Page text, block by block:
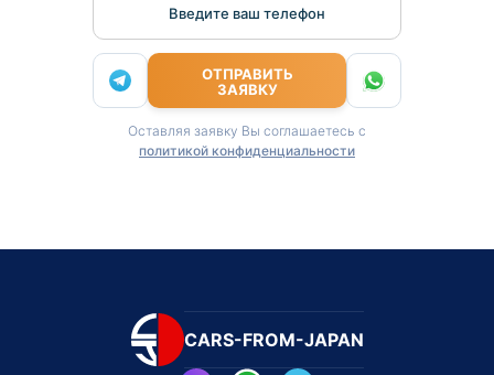
Введите ваш телефон
ОТПРАВИТЬ
ЗАЯВКУ
Оставляя заявку Вы соглашаетесь с
политикой конфиденциальности
CARS-FROM-JAPAN